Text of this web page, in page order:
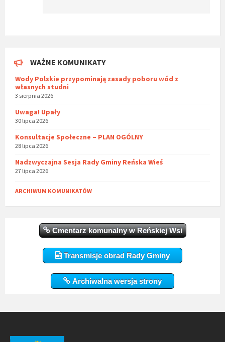
WAŻNE KOMUNIKATY
Wody Polskie przypominają zasady poboru wód z
własnych studni
3 sierpnia 2026
Uwaga! Upały
30 lipca 2026
Konsultacje Społeczne – PLAN OGÓLNY
28 lipca 2026
Nadzwyczajna Sesja Rady Gminy Reńska Wieś
27 lipca 2026
ARCHIWUM KOMUNIKATÓW
Cmentarz komunalny w Reńskiej Wsi
Transmisje obrad Rady Gminy
Archiwalna wersja strony